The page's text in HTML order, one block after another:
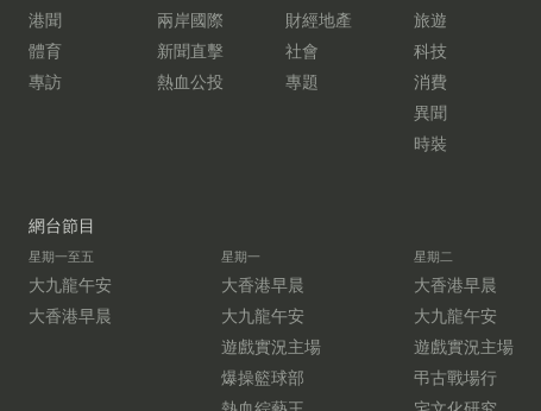
港聞
兩岸國際
財經地產
體育
新聞直擊
社會
專訪
熱血公投 專題
旅遊
科技
消費
異聞
時裝
網台節目
星期一至五
大九龍午安
大香港早晨
星期一
大香港早晨
大九龍午安
遊戲實況主場
爆操籃球部
星期二
大香港早晨
大九龍午安
遊戲實況主場
弔古戰場行